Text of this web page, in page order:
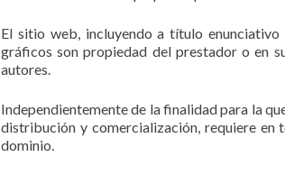
El sitio web, incluyendo a título
gráficos son propiedad del prestador o en
autores.
Independientemente de la finalidad para la
distribución y comercialización, requiere
dominio.